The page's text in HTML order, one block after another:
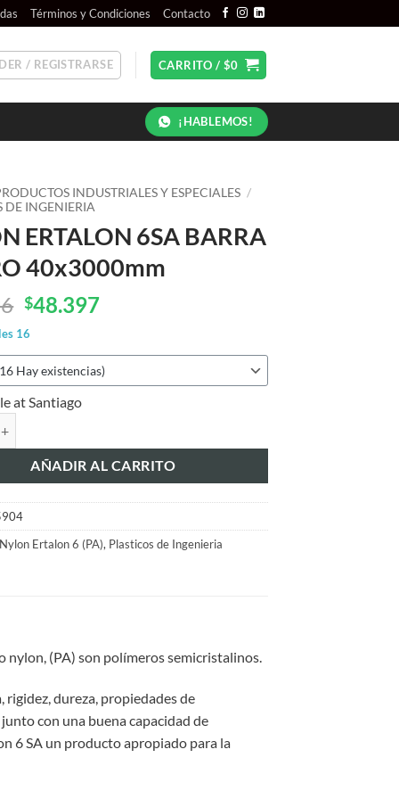
Términos y Condiciones Contacto
/ REGISTRARSE CARRITO / $0
¡HABLEMOS!
INDUSTRIALES Y ESPECIALES /
DE INGENIERIA
ERTALON 6SA BARRA
40x3000mm
El
precio
original
era:
$61.596.
$48.397El
es:
$48.397.
16
at Santiago
AÑADIR AL CARRITO
Nylon Ertalon 6 (PA), Plasticos de Ingenieria
nylon, (PA) son polímeros semicristalinos.
dureza, propiedades de
con una buena capacidad de
6 SA un producto apropiado para la